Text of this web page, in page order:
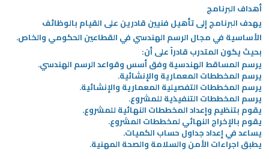
أهداف البرنامج
يهدف البرنامج إلى تأهيل فنيين قادرين على القيام بالوظائف
الأساسية في مجال الرسم الهندسي في القطاعين الحكومي والخاص.
بحيث يكون المتدرب قادراً على أن:
يرسم المساقط الهندسية وفق أسس وقواعد الرسم الهندسي.
يرسم المخططات المعمارية والإنشائية.
يرسم المخططات التفصيلية المعمارية والإنشائية.
يرسم المخططات التنفيذية للمشروع.
يقوم بتنظيم وإعداد المخططات النهائية للمشروع.
يقوم بالإخراج النهائي لمخططات المشروع.
يساعد في إعداد جداول حساب الكميات.
يطبق اجراءات الأمن والسلامة والصحة المهنية.